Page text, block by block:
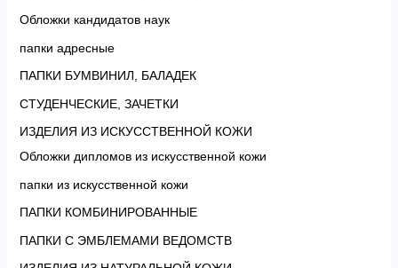
Обложки кандидатов наук
папки адресные
ПАПКИ БУМВИНИЛ, БАЛАДЕК
СТУДЕНЧЕСКИЕ, ЗАЧЕТКИ
ИЗДЕЛИЯ ИЗ ИСКУССТВЕННОЙ КОЖИ
Обложки дипломов из искусственной кожи
папки из искусственной кожи
ПАПКИ КОМБИНИРОВАННЫЕ
ПАПКИ С ЭМБЛЕМАМИ ВЕДОМСТВ